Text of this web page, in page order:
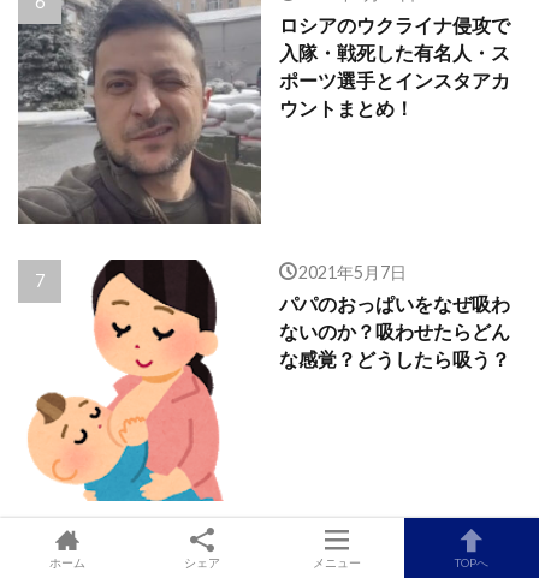
ロシアのウクライナ侵攻で
入隊・戦死した有名人・ス
ポーツ選手とインスタアカ
ウントまとめ！
2021年5月7日
パパのおっぱいをなぜ吸わ
ないのか？吸わせたらどん
な感覚？どうしたら吸う？
2021年10月19日
ホーム シェア メニュー TOPへ